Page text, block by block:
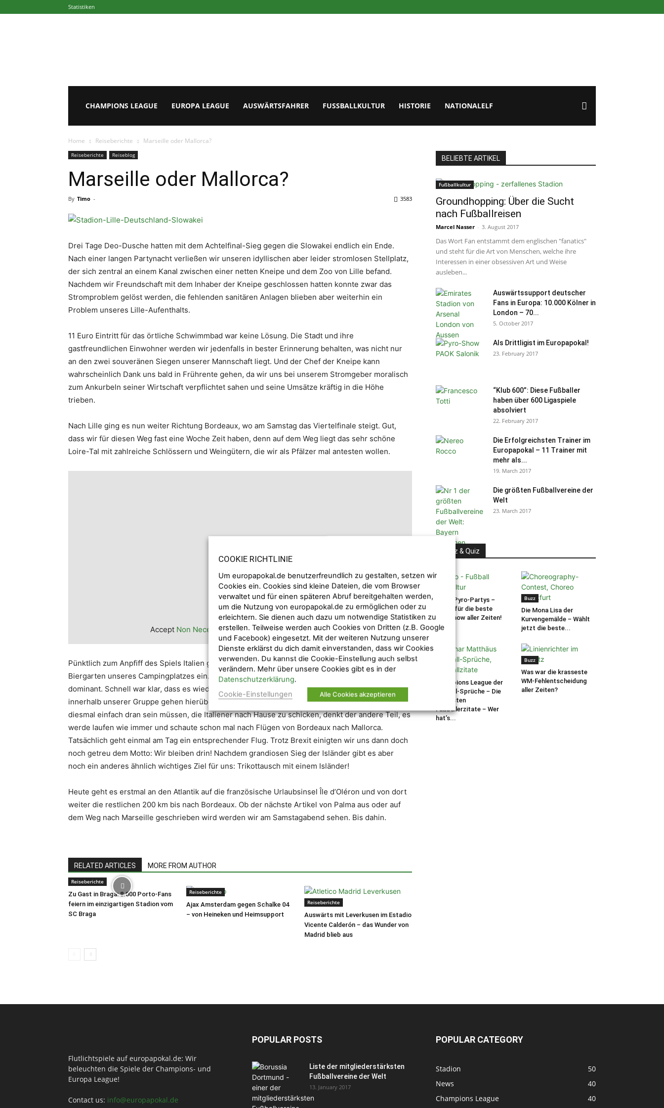
Statistiken
CHAMPIONS LEAGUE EUROPA LEAGUE AUSWÄRTSFAHRER FUSSBALLKULTUR HISTORIE NATIONALELF
Home Reiseberichte Marseille oder Mallorca?
Reiseberichte Reiseblog
Marseille oder Mallorca?
By Timo - 3583
Drei Tage Deo-Dusche hatten mit dem Achtelfinal-Sieg gegen die Slowakei endlich ein Ende.
Nach einer langen Partynacht verließen wir unseren idyllischen aber leider stromlosen Stellplatz,
der sich zentral an einem Kanal zwischen einer netten Kneipe und dem Zoo von Lille befand.
Nachdem wir Freundschaft mit dem Inhaber der Kneipe geschlossen hatten konnte zwar das
Stromproblem gelöst werden, die fehlenden sanitären Anlagen blieben aber weiterhin ein
Problem unseres Lille-Aufenthalts.
11 Euro Eintritt für das örtliche Schwimmbad war keine Lösung. Die Stadt und ihre
gastfreundlichen Einwohner werden wir jedenfalls in bester Erinnerung behalten, was nicht nur
an den zwei souveränen Siegen unserer Mannschaft liegt. Und der Chef der Kneipe kann
wahrscheinlich Dank uns bald in Frührente gehen, da wir uns bei unserem Stromgeber moralisch
zum Ankurbeln seiner Wirtschaft verpflichtet sahen und seine Umsätze kräftig in die Höhe
trieben.
Nach Lille ging es nun weiter Richtung Bordeaux, wo am Samstag das Viertelfinale steigt. Gut,
dass wir für diesen Weg fast eine Woche Zeit haben, denn auf dem Weg liegt das sehr schöne
Loire-Tal mit zahlreiche Schlössern und Weingütern, die wir als Pfälzer mal antesten wollen.
Accept Non Necessarycookies to view the content.
Pünktlich zum Anpfiff des Spiels Italien gegen Spanien fanden wir uns frisch geduscht im
Biergarten unseres Campingplatzes ein. Die Italiener waren bereits in der ersten Halbzeit sehr
dominant. Schnell war klar, dass es wieder mal gegen Italien gehen wird. Die Meinungen
innerhalb unserer Gruppe gehen hierüber auseinander. Während die einen meinen, dass wir
diesmal einfach dran sein müssen, die Italiener nach Hause zu schicken, denkt der andere Teil, es
werde laufen wie immer und schaute schon mal nach Flügen von Bordeaux nach Mallorca.
Tatsächlich geht einmal am Tag ein entsprechender Flug. Trotz Brexit einigten wir uns dann doch
noch getreu dem Motto: Wir bleiben drin! Nachdem grandiosen Sieg der Isländer gibt es aber
noch ein anderes ähnlich wichtiges Ziel für uns: Trikottausch mit einem Isländer!
Heute geht es erstmal an den Atlantik auf die französische Urlaubsinsel Île d’Oléron und von dort
weiter die restlichen 200 km bis nach Bordeaux. Ob der nächste Artikel von Palma aus oder auf
dem Weg nach Marseille geschrieben wird werden wir am Samstagabend sehen. Bis dahin.
RELATED ARTICLES MORE FROM AUTHOR
Reiseberichte
Zu Gast in Braga: 8.000 Porto-Fans
feiern im einzigartigen Stadion vom
SC Braga
Reiseberichte
Ajax Amsterdam gegen Schalke 04
– von Heineken und Heimsupport
Reiseberichte
Auswärts mit Leverkusen im Estadio
Vicente Calderón – das Wunder von
Madrid blieb aus
BELIEBTE ARTIKEL
Fußballkultur
Groundhopping: Über die Sucht
nach Fußballreisen
Marcel Nasser - 3. August 2017
Das Wort Fan entstammt dem englischen "fanatics"
und steht für die Art von Menschen, welche ihre
Interessen in einer obsessiven Art und Weise
ausleben...
Auswärtssupport deutscher
Fans in Europa: 10.000 Kölner in
London – 70...
5. October 2017
Als Drittligist im Europapokal!
23. February 2017
“Klub 600”: Diese Fußballer
haben über 600 Ligaspiele
absolviert
22. February 2017
Die Erfolgreichsten Trainer im
Europapokal – 11 Trainer mit
mehr als...
19. March 2017
Die größten Fußballvereine der
Welt
23. March 2017
Buzz & Quiz
Fette Pyro-Partys –
Votet für die beste
Pyroshow aller Zeiten!
Buzz
Die Mona Lisa der
Kurvengemälde – Wählt
jetzt die beste...
Champions League der
Fußball-Sprüche – Die
lustigsten
Fußballerzitate – Wer
hat’s...
Buzz
Was war die krasseste
WM-Fehlentscheidung
aller Zeiten?
Flutlichtspiele auf europapokal.de: Wir
beleuchten die Spiele der Champions- und
Europa League!
Contact us: info@europapokal.de
POPULAR POSTS
Liste der mitgliederstärksten
Fußballvereine der Welt
13. January 2017
POPULAR CATEGORY
Stadion
50
News
40
Champions League
40
COOKIE RICHTLINIE
Um europapokal.de benutzerfreundlich zu gestalten, setzen wir
Cookies ein. Cookies sind kleine Dateien, die vom Browser
verwaltet und für einen späteren Abruf bereitgehalten werden,
um die Nutzung von europapokal.de zu ermöglichen oder zu
erleichtern. Sie dienen auch dazu um notwendige Statistiken zu
erstellen. Teilweise werden auch Cookies von Dritten (z.B. Google
und Facebook) eingesetzt. Mit der weiteren Nutzung unserer
Dienste erklärst du dich damit einverstanden, dass wir Cookies
verwenden. Du kannst die Cookie-Einstellung auch selbst
verändern. Mehr über unsere Cookies gibt es in der
Datenschutzerklärung.
Cookie-Einstellungen
Alle Cookies akzeptieren